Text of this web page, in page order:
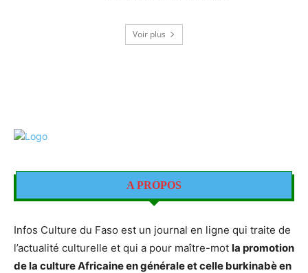
Voir plus
A PROPOS
Infos Culture du Faso est un journal en ligne qui traite de
l’actualité culturelle et qui a pour maître-mot la promotion
de la culture Africaine en générale et celle burkinabè en